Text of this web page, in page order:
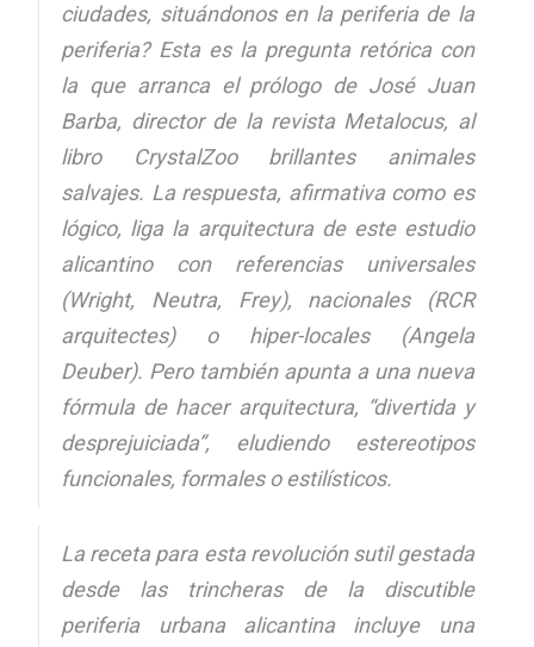
ciudades, situándonos en la periferia de la
periferia? Esta es la pregunta retórica con
la que arranca el prólogo de José Juan
Barba, director de la revista Metalocus, al
libro
CrystalZoo brillantes animales
salvajes. La respuesta, afirmativa como es
lógico, liga la arquitectura de este estudio
alicantino con referencias universales
(Wright, Neutra, Frey), nacionales (RCR
arquitectes) o hiper-locales (Angela
Deuber). Pero también apunta a una nueva
fórmula de hacer arquitectura, “divertida y
desprejuiciada”, eludiendo estereotipos
funcionales, formales o estilísticos.
La receta para esta revolución sutil gestada
desde las trincheras de la discutible
periferia urbana alicantina incluye una